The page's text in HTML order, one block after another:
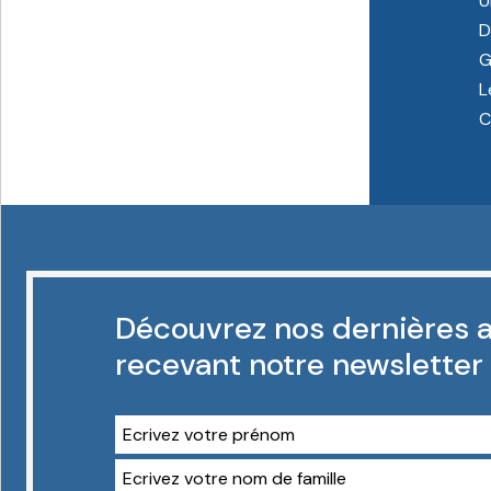
Découvrez nos dernières
recevant notre newsletter